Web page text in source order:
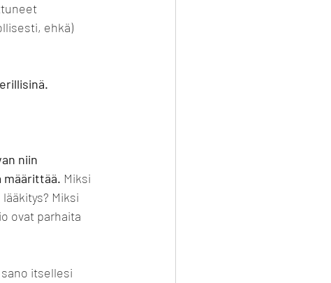
ehkä)
niin
määrittää. Miksi
Miksi
ovat parhaita
itsellesi